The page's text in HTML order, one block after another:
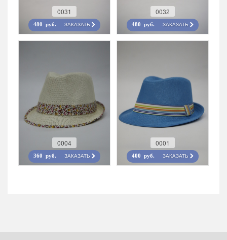
0031
480 руб. ЗАКАЗАТЬ
0032
480 руб. ЗАКАЗАТЬ
0004
360 руб. ЗАКАЗАТЬ
0001
400 руб. ЗАКАЗАТЬ